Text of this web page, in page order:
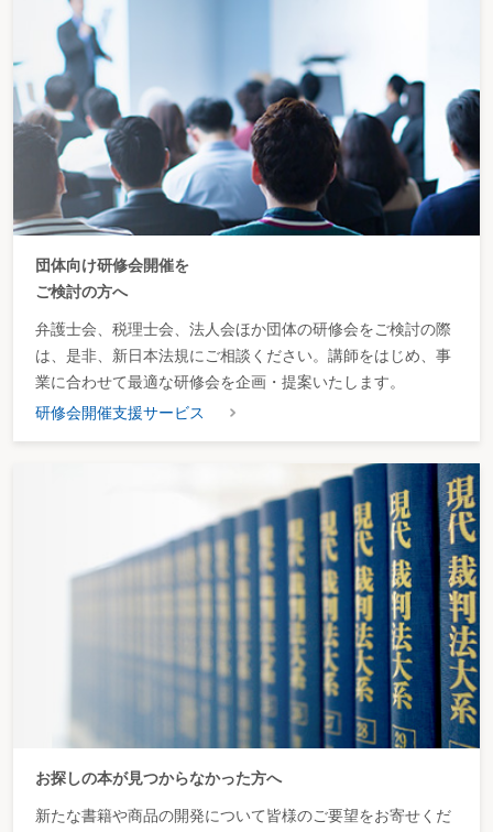
賃金の支払方法は
賃金のデジタル払いとは
人事評価をする場合の注意点は
賃金を現物で支払うことはできるか
賃金は支払日に全額支払わなければならないか
会社に損害を与えたとき損害金を賃金から天引きできるか
賃金の一部を控除して支払うことはできるか
欠勤等があったときに賃金カットはできるか
パソコンを業務時間中に私的に使用したことによる賃金カットはできるか
社員の機密情報の持ち出しによる賃金カットはできるか
遅刻１回ごとに平均賃金１日分の３分の１を賃金カットするのは問題ないか
一方的に賃金の引下げを行うことはできるか
退職する社員から賃金を請求された場合は
会社が倒産した場合に従業員から賃金を請求された場合は
災害時の賃金前払い等について
休職期間中の賃金の取扱いは
リハビリ勤務における賃金の取扱いは
自宅待機中の賃金は
賃金を完全出来高払制にできるか
賃金体系を変更したいときは
超過労働に対する割増賃金は
命令していない時間外残業や持ち帰り残業に対する割増賃金の支払は必要か
残業をさせた後、その合計時間が１日の所定労働時間になったときに、代休を
与えることで割増賃金の支払を不要とすることはできるか。または、その残業
時間分だけ代休を与えることができるか
割増賃金の支給対象者は
割増賃金の計算方法は
就業時間外に従業員が自主学習をした場合、割増賃金を支払わなければならな
就業時間外の社内行事に対して残業代を支払わなければならないか
宿直勤務中に緊急で通常業務を行った場合、割増賃金を支払わなければならな
休業手当はどのようなときに支払うか
悪天候により早めに帰宅させた場合は休業手当を支払う必要があるか
復職予定日より早く傷病が治癒した休職者を予定期間まで休職させた場合は休
感染症流行に伴う休業手当の取扱いは
最低賃金の減額の特例対象となるときとは
団体向け研修会開催を
ご検討の方へ
弁護士会、税理士会、法人会ほか団体の研修会をご検討の際
は、是非、新日本法規にご相談ください。講師をはじめ、事
業に合わせて最適な研修会を企画・提案いたします。
研修会開催支援サービス
お探しの本が見つからなかった方へ
新たな書籍や商品の開発について皆様のご要望をお寄せくだ